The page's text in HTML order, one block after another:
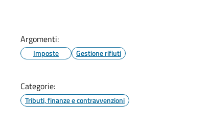
Argomenti:
Imposte Gestione rifiuti
Categorie:
Tributi, finanze e contravvenzioni